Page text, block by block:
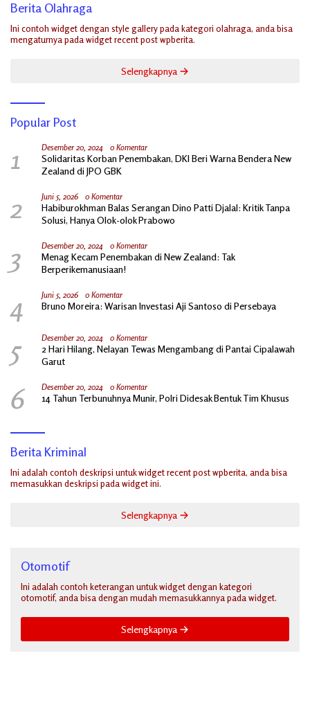
Berita Olahraga
Ini contoh widget dengan style gallery pada kategori olahraga, anda bisa
mengaturnya pada widget recent post wpberita.
Selengkapnya
Popular Post
1 Desember 20, 2024 0 Komentar
Solidaritas Korban Penembakan, DKI Beri Warna Bendera New
Zealand di JPO GBK
2 Juni 5, 2026 0 Komentar
Habiburokhman Balas Serangan Dino Patti Djalal: Kritik Tanpa
Solusi, Hanya Olok-olok Prabowo
3 Desember 20, 2024 0 Komentar
Menag Kecam Penembakan di New Zealand: Tak
Berperikemanusiaan!
4 Juni 5, 2026 0 Komentar
Bruno Moreira: Warisan Investasi Aji Santoso di Persebaya
5 Desember 20, 2024 0 Komentar
2 Hari Hilang, Nelayan Tewas Mengambang di Pantai Cipalawah
Garut
6 Desember 20, 2024 0 Komentar
14 Tahun Terbunuhnya Munir, Polri Didesak Bentuk Tim Khusus
Berita Kriminal
Ini adalah contoh deskripsi untuk widget recent post wpberita, anda bisa
memasukkan deskripsi pada widget ini.
Selengkapnya
Otomotif
Ini adalah contoh keterangan untuk widget dengan kategori
otomotif, anda bisa dengan mudah memasukkannya pada widget.
Selengkapnya